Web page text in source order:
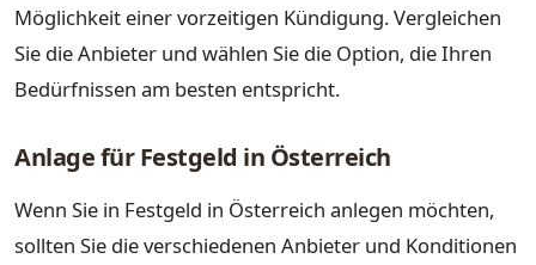
Möglichkeit einer vorzeitigen Kündigung. Vergleichen
Sie die Anbieter und wählen Sie die Option, die Ihren
Bedürfnissen am besten entspricht.
Anlage für Festgeld in Österreich
Wenn Sie in Festgeld in Österreich anlegen möchten,
sollten Sie die verschiedenen Anbieter und Konditionen